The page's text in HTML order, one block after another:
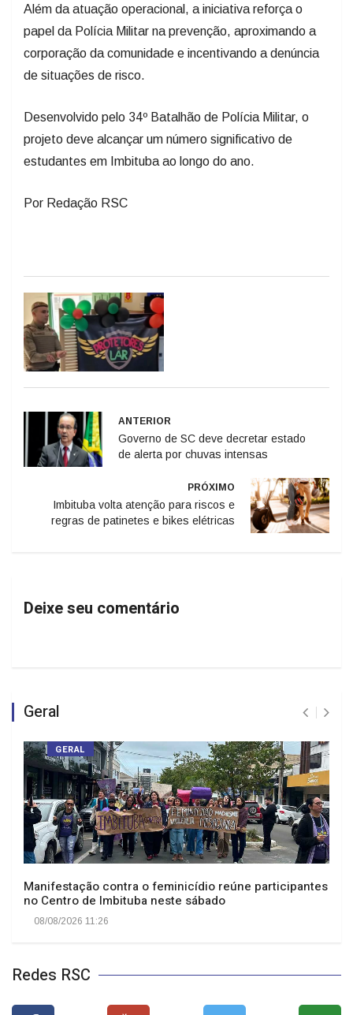
Além da atuação operacional, a iniciativa reforça o
papel da Polícia Militar na prevenção, aproximando a
corporação da comunidade e incentivando a denúncia
de situações de risco.
Desenvolvido pelo 34º Batalhão de Polícia Militar, o
projeto deve alcançar um número significativo de
estudantes em Imbituba ao longo do ano.
Por Redação RSC
ANTERIOR
Governo de SC deve decretar estado
de alerta por chuvas intensas
PRÓXIMO
Imbituba volta atenção para riscos e
regras de patinetes e bikes elétricas
Deixe seu comentário
Geral
GERAL
Manifestação contra o feminicídio reúne participantes
no Centro de Imbituba neste sábado
08/08/2026 11:26
Redes RSC